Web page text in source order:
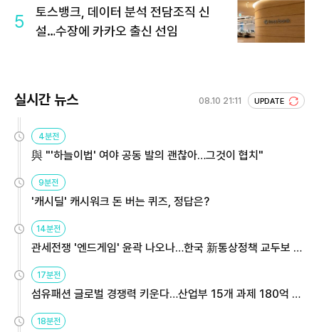
5
토스뱅크, 데이터 분석 전담조직 신
설…수장에 카카오 출신 선임
실시간 뉴스 08.10 21:11 UPDATE
4분전
與 "'하늘이법' 여야 공동 발의 괜찮아…그것이 협치"
9분전
'캐시딜' 캐시워크 돈 버는 퀴즈, 정답은?
14분전
관세전쟁 '엔드게임' 윤곽 나오나…한국 新통상정책 교두보 활
용해야
17분전
섬유패션 글로벌 경쟁력 키운다…산업부 15개 과제 180억 지
원
18분전